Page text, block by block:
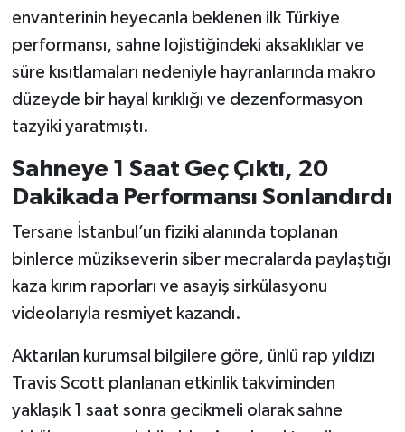
envanterinin heyecanla beklenen ilk Türkiye
performansı, sahne lojistiğindeki aksaklıklar ve
süre kısıtlamaları nedeniyle hayranlarında makro
düzeyde bir hayal kırıklığı ve dezenformasyon
tazyiki yaratmıştı.
Sahneye 1 Saat Geç Çıktı, 20
Dakikada Performansı Sonlandırdı
Tersane İstanbul’un fiziki alanında toplanan
binlerce müzikseverin siber mecralarda paylaştığı
kaza kırım raporları ve asayiş sirkülasyonu
videolarıyla resmiyet kazandı.
Aktarılan kurumsal bilgilere göre, ünlü rap yıldızı
Travis Scott planlanan etkinlik takviminden
yaklaşık 1 saat sonra gecikmeli olarak sahne